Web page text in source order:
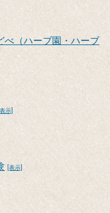
べ（ハーブ園・ハーブ
[表示]
[表示]